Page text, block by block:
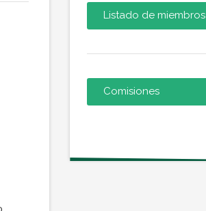
Listado de miembros
Comisiones